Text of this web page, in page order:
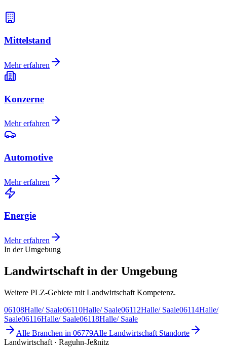
Mittelstand
Mehr erfahren
Konzerne
Mehr erfahren
Automotive
Mehr erfahren
Energie
Mehr erfahren
In der Umgebung
Landwirtschaft in der Umgebung
Weitere PLZ-Gebiete mit Landwirtschaft Kompetenz.
06108Halle/ Saale06110Halle/ Saale06112Halle/ Saale06114Halle/
Saale06116Halle/ Saale06118Halle/ Saale
Alle Branchen in 06779Alle Landwirtschaft Standorte
Landwirtschaft · Raguhn-Jeßnitz